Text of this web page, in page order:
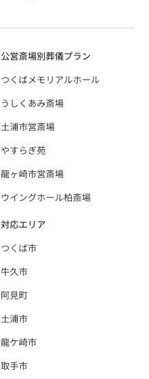
公営斎場別葬儀プラン
つくばメモリアルホール
うしくあみ斎場
土浦市営斎場
やすらぎ苑
龍ヶ崎市営斎場
ウイングホール柏斎場
対応エリア
つくば市
牛久市
阿見町
土浦市
龍ケ崎市
取手市